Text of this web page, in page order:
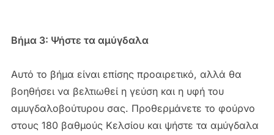
Βήμα 3: Ψήστε τα αμύγδαλα
Αυτό το βήμα είναι επίσης προαιρετικό, αλλά θα
βοηθήσει να βελτιωθεί η γεύση και η υφή του
αμυγδαλοβούτυρου σας. Προθερμάνετε το φούρνο
στους 180 βαθμούς Κελσίου και ψήστε τα αμύγδαλα